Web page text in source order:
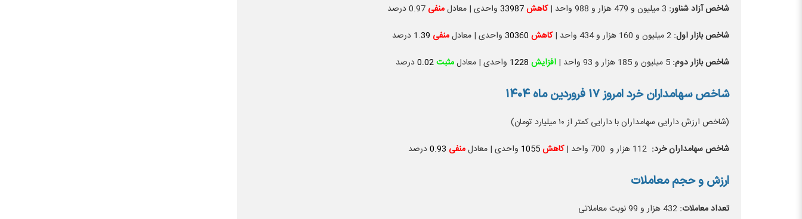
شاخص آزاد شناور:
کاهش33987 واحدی | معادلمنفی 0.97 درصد
شاخص بازار اول:
کاهش 30360 واحدی | معادلمنفی 1.39 درصد
شاخص بازار دوم:
افزایش 1228 واحدی | معادلمثبت0.02درصد
شاخص سهامداران خرد امروز ۱۷ فروردین ماه ۱۴۰۴
(شاخص ارزش دارایی سهامداران با دارایی کمتر از ۱۰ میلیارد تومان)
شاخص سهامداران خرد:
کاهش1055 واحدی | معادلمنفی 0.93درصد
ارزش و حجم معاملات
تعداد معاملات: